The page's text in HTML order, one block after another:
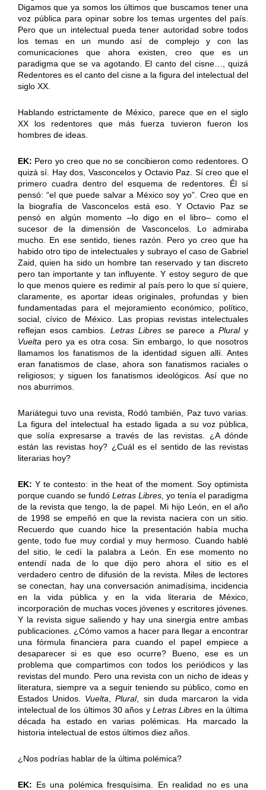
Digamos que ya somos los últimos que buscamos tener una
voz pública para opinar sobre los temas urgentes del país.
Pero que un intelectual pueda tener autoridad sobre todos
los temas en un mundo así de complejo y con las
comunicaciones que ahora existen, creo que es un
paradigma que se va agotando. El canto del cisne…, quizá
Redentores es el canto del cisne a la figura del intelectual del
siglo XX.
Hablando estrictamente de México, parece que en el siglo
XX los redentores que más fuerza tuvieron fueron los
hombres de ideas.
EK: Pero yo creo que no se concibieron como redentores. O
quizá sí. Hay dos, Vasconcelos y Octavio Paz. Sí creo que el
primero cuadra dentro del esquema de redentores. Él sí
pensó: “el que puede salvar a México soy yo”. Creo que en
la biografía de Vasconcelos está eso. Y Octavio Paz se
pensó en algún momento –lo digo en el libro– como el
sucesor de la dimensión de Vasconcelos. Lo admiraba
mucho. En ese sentido, tienes razón. Pero yo creo que ha
habido otro tipo de intelectuales y subrayo el caso de Gabriel
Zaid, quien ha sido un hombre tan reservado y tan discreto
pero tan importante y tan influyente. Y estoy seguro de que
lo que menos quiere es redimir al país pero lo que sí quiere,
claramente, es aportar ideas originales, profundas y bien
fundamentadas para el mejoramiento económico, político,
social, cívico de México. Las propias revistas intelectuales
reflejan esos cambios. Letras Libresse parece aPluraly
Vuelta pero ya es otra cosa. Sin embargo, lo que nosotros
llamamos los fanatismos de la identidad siguen allí. Antes
eran fanatismos de clase, ahora son fanatismos raciales o
religiosos; y siguen los fanatismos ideológicos. Así que no
nos aburrimos.
Mariátegui tuvo una revista, Rodó también, Paz tuvo varias.
La figura del intelectual ha estado ligada a su voz pública,
que solía expresarse a través de las revistas. ¿A dónde
están las revistas hoy? ¿Cuál es el sentido de las revistas
literarias hoy?
EK: Y te contesto: in the heat of the moment. Soy optimista
porque cuando se fundó Letras Libres, yo tenía el paradigma
de la revista que tengo, la de papel. Mi hijo León, en el año
de 1998 se empeñó en que la revista naciera con un sitio.
Recuerdo que cuando hice la presentación había mucha
gente, todo fue muy cordial y muy hermoso. Cuando hablé
del sitio, le cedí la palabra a León. En ese momento no
entendí nada de lo que dijo pero ahora el sitio es el
verdadero centro de difusión de la revista. Miles de lectores
se conectan, hay una conversación animadísima, incidencia
en la vida pública y en la vida literaria de México,
incorporación de muchas voces jóvenes y escritores jóvenes.
Y la revista sigue saliendo y hay una sinergia entre ambas
publicaciones. ¿Cómo vamos a hacer para llegar a encontrar
una fórmula financiera para cuando el papel empiece a
desaparecer si es que eso ocurre? Bueno, ese es un
problema que compartimos con todos los periódicos y las
revistas del mundo. Pero una revista con un nicho de ideas y
literatura, siempre va a seguir teniendo su público, como en
Estados Unidos. Vuelta ,Plural, sin duda marcaron la vida
intelectual de los últimos 30 años yLetras Libres en la última
década ha estado en varias polémicas. Ha marcado la
historia intelectual de estos últimos diez años.
¿Nos podrías hablar de la última polémica?
EK: Es una polémica fresquísima. En realidad no es una